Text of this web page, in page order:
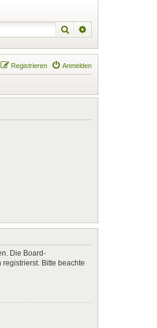
Suche
Anmelden
Registrieren
Die Board-
Bitte beachte